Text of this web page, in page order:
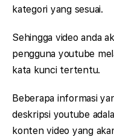
kategori yang sesuai.
Sehingga video anda
pengguna youtube
kata kunci tertentu.
Beberapa informasi
deskripsi youtube
konten video yang